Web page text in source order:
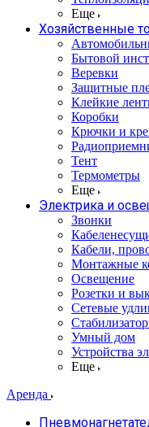
Еще
Хозяйственные
Бытовой
Веревки
Защитные
Клейкие
Коробки
Крючки и
Тент
Термометры
Еще
Электрика и
Звонки
Кабели,
Монтажные
Освещение
Розетки и
Сетевые
Умный дом
Устройства
Еще
Аренда